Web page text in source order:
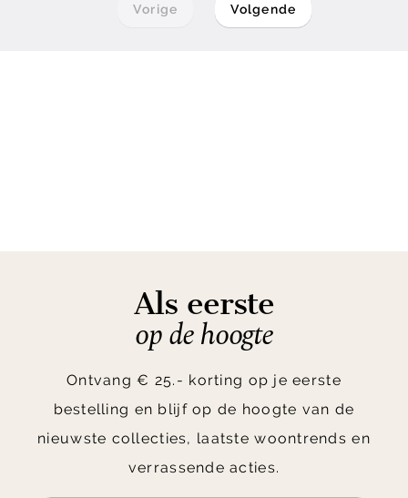
Vorige Volgende
Als eerste
op de hoogte
Ontvang € 25.- korting op je eerste
bestelling en blijf op de hoogte van de
nieuwste collecties, laatste woontrends en
verrassende acties.